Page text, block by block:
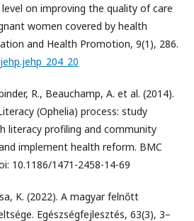
on improving the quality of care
women covered by health
and Health Promotion, 9(1), 286.
R., Beauchamp, A. et al. (2014).
(Ophelia) process: study
literacy profiling and community
implement health reform. BMC
10.1186/1471-2458-14-69
K. (2022). A magyar felnőtt
Egészségfejlesztés, 63(3), 3–